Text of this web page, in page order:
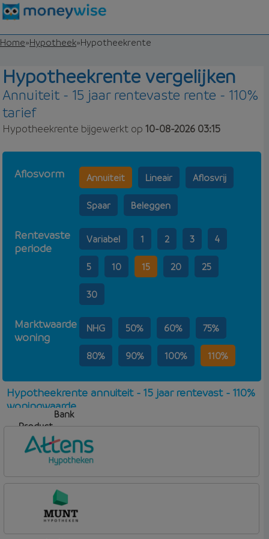
Home»Hypotheek»Hypotheekrente
Hypotheekrente vergelijken
Annuiteit - 15 jaar rentevaste rente - 110%
tarief
Hypotheekrente bijgewerkt op10-08-2026 03:15
Aflosvorm Annuiteit Lineair Aflosvrij
Spaar Beleggen
Rentevaste
periode
Variabel 1 2 3 4
5 10 15 20 25
30
Marktwaarde
woning
NHG 50% 60% 75%
80% 90% 100% 110%
Hypotheekrente annuiteit - 15 jaar rentevast - 110%
woningwaarde
Bank
Product
Aflosvorm
Attens Hypotheken